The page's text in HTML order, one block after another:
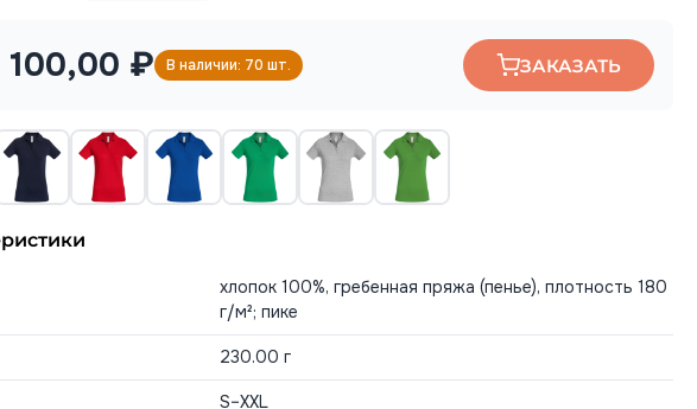
100,00 ₽ В наличии: 70 шт. ЗАКАЗАТЬ
хлопок 100%, гребенная пряжа (пенье), плотность 180
г/м²; пике
230.00 г
S–XXL